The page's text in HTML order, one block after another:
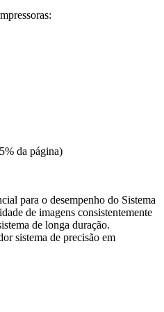
da página)
para o desempenho do Sistema
de imagens consistentemente
de longa duração.
sistema de precisão em